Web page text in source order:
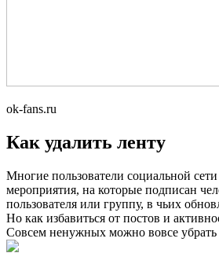
ok-fans.ru
Как удалить ленту
Многие пользователи социальной
мероприятия, на которые подписан
пользователя или группу, в чьих
Но как избавиться от постов и
Совсем ненужных можно вовсе убрать